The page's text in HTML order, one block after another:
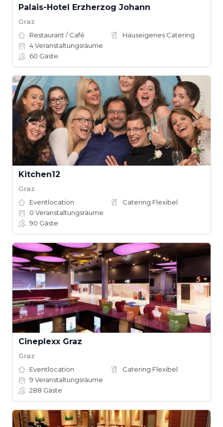
Palais-Hotel Erzherzog Johann
Graz
Restaurant / Café
Hauseigenes Catering
4Veranstaltungsräume
60 Gäste
Kitchen12
Graz
Eventlocation
Catering Flexibel
0 Veranstaltungsräume
90 Gäste
Cineplexx Graz
Graz
Eventlocation
Catering Flexibel
9 Veranstaltungsräume
288 Gäste